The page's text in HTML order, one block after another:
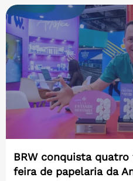
BRW conquista
feira de papelaria da